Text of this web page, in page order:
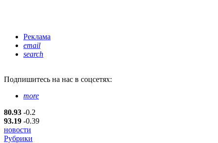
Реклама
email
search
Подпишитесь на нас в соцсетях:
more
80.93 -0.2
93.19 -0.39
новости
Рубрики